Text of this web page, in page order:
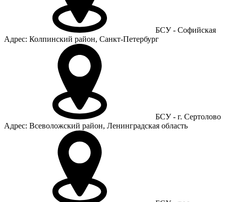
БСУ - Софийская
Адрес: Колпинский район, Санкт-Петербург
БСУ - г. Сертолово
Адрес: Всеволожский район, Ленинградская область